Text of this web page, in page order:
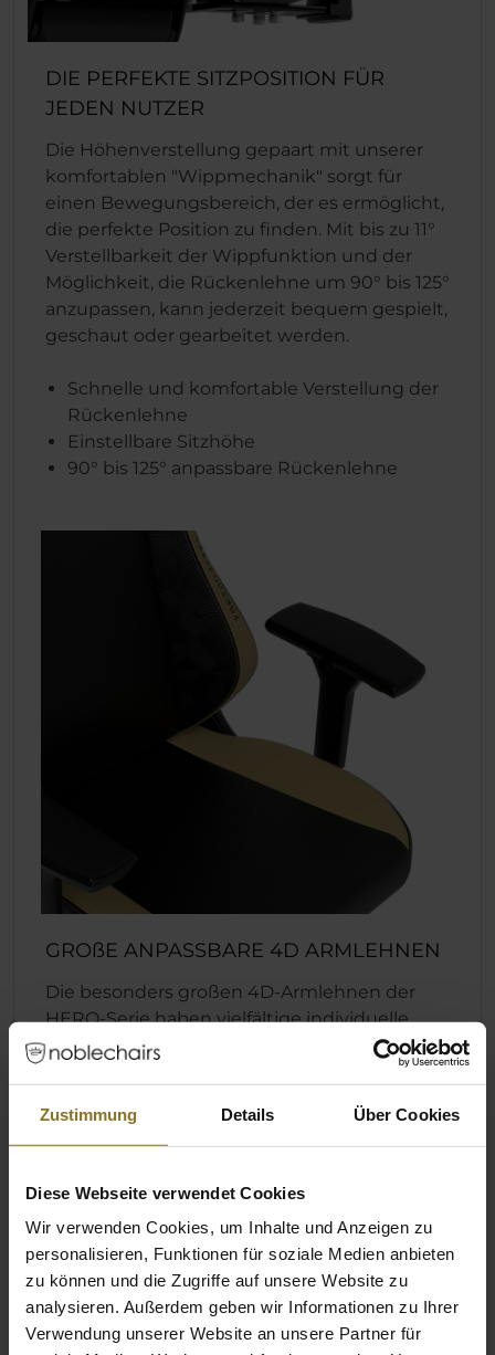
Zustimmung Details Über Cookies
Diese Webseite verwendet Cookies
Wir verwenden Cookies, um Inhalte und Anzeigen zu
personalisieren, Funktionen für soziale Medien anbieten
zu können und die Zugriffe auf unsere Website zu
analysieren. Außerdem geben wir Informationen zu Ihrer
Verwendung unserer Website an unsere Partner für
DIE PERFEKTE SITZPOSITION FÜR
JEDEN NUTZER
Die Höhenverstellung gepaart mit unserer
komfortablen "Wippmechanik" sorgt für
einen Bewegungsbereich, der es ermöglicht,
die perfekte Position zu finden. Mit bis zu 11°
Verstellbarkeit der Wippfunktion und der
Möglichkeit, die Rückenlehne um 90° bis 125°
anzupassen, kann jederzeit bequem gespielt,
geschaut oder gearbeitet werden.
Schnelle und komfortable Verstellung der
Rückenlehne
Einstellbare Sitzhöhe
90° bis 125° anpassbare Rückenlehne
GROßE ANPASSBARE 4D ARMLEHNEN
Die besonders großen 4D-Armlehnen der
HERO-Serie haben vielfältige individuelle
Einstellungsmöglichkeiten für jeden
Unsere in vier Richtungen verstellbaren
Armlehnen aus Polyurethan bieten eine
Balance zwischen angenhemer Haptik und
dem richtigen Grip für intensivste Gaming-
Sessions zu finden.
Einstellbar in Höhe, Tiefe, Abstand zur
Sitzfläche und Winkel